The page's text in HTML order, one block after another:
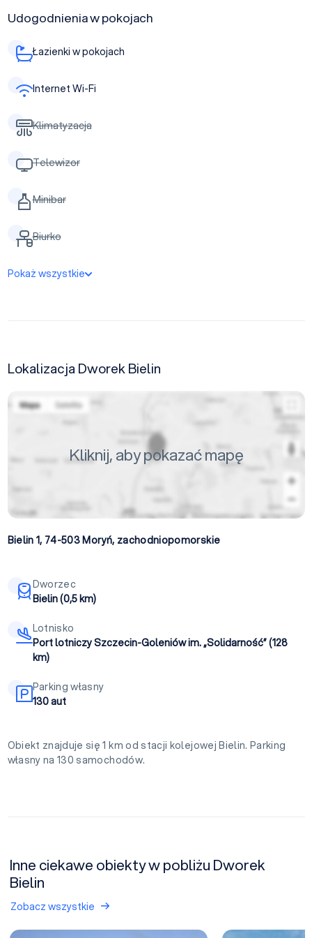
Udogodnienia w pokojach
Łazienki w pokojach
Internet Wi-Fi
Klimatyzacja
Telewizor
Minibar
Biurko
Pokaż wszystkie
Lokalizacja Dworek Bielin
Kliknij, aby pokazać mapę
Bielin 1, 74-503Moryń, zachodniopomorskie
Dworzec
Bielin (0,5 km)
Lotnisko
Port lotniczy Szczecin-Goleniów im. „Solidarność” (128
km)
Parking własny
130 aut
Obiekt znajduje się 1 km od stacji kolejowej Bielin. Parking
własny na 130 samochodów.
Inne ciekawe obiekty w pobliżu Dworek
Bielin
Zobacz wszystkie